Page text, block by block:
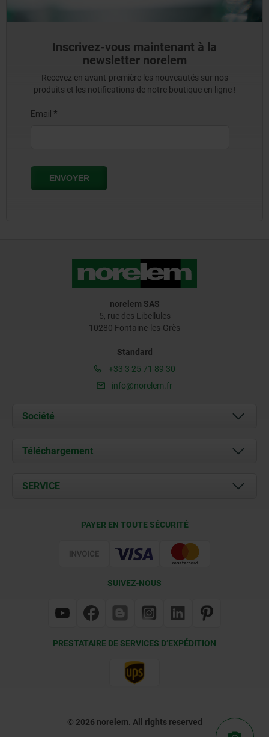
Inscrivez-vous maintenant à la
newsletter norelem
Recevez en avant-première les nouveautés sur nos
produits et les notifications de notre boutique en ligne !
norelem SAS
5, rue des Libellules
10280 Fontaine-les-Grès
Standard
+33 3 25 71 89 30
info@norelem.fr
Société
À propos de nous
Contact
Téléchargement
Documents
SERVICE
PAYER EN TOUTE SÉCURITÉ
SUIVEZ-NOUS
PRESTATAIRE DE SERVICES D’EXPÉDITION
© 2026 norelem. All rights reserved